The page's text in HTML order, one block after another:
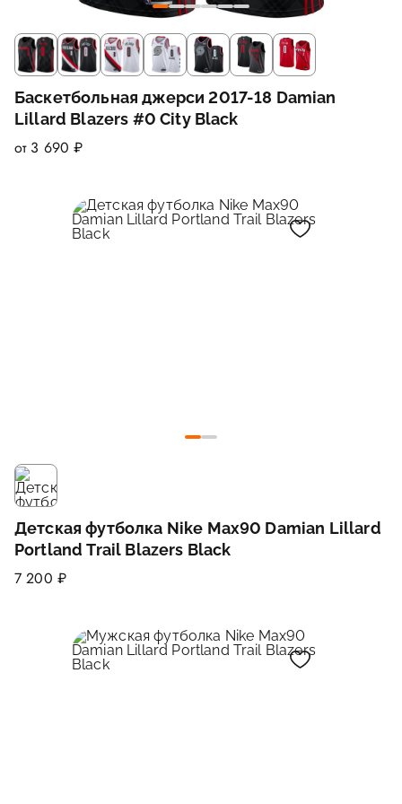
Баскетбольная джерси 2017-18 Damian
Lillard Blazers #0 City Black
от 3 690 ₽
Детская футболка Nike Max90 Damian Lillard
Portland Trail Blazers Black
7 200 ₽